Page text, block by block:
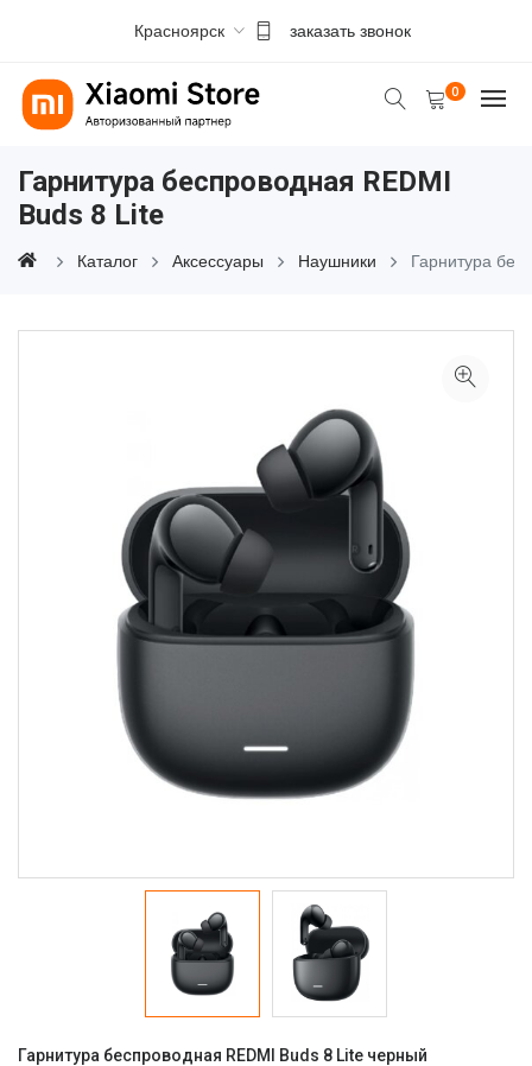
Красноярск заказать звонок
0
Гарнитура беспроводная REDMI
Buds 8 Lite
Каталог Аксессуары Наушники Гарнитура
Гарнитура беспроводная REDMI Buds 8 Lite черный